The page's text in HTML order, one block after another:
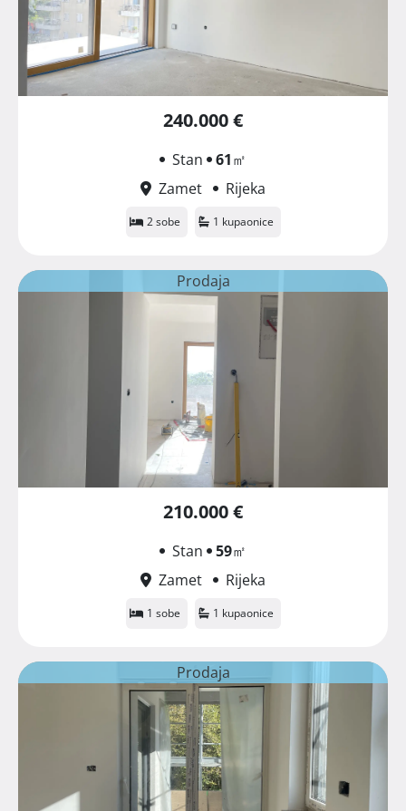
240.000 €
Stan 61㎡
Zamet
Rijeka
2 sobe 1 kupaonice
Prodaja
210.000 €
Stan 59㎡
Zamet
Rijeka
1 sobe 1 kupaonice
Prodaja